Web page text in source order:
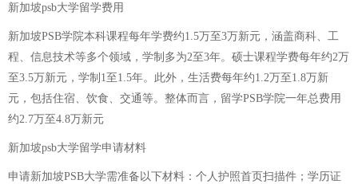
新加坡psb大学留学费用
新加坡PSB学院本科课程每年学费约1.5万至3万新元，涵盖商科、工
程、信息技术等多个领域，学制多为2至3年。硕士课程学费每年约2万
至3.5万新元，学制1至1.5年。此外，生活费每年约1.2万至1.8万新
元，包括住宿、饮食、交通等。整体而言，留学PSB学院一年总费用
约2.7万至4.8万新元
新加坡psb大学留学申请材料
申请新加坡PSB大学需准备以下材料：个人护照首页扫描件；学历证